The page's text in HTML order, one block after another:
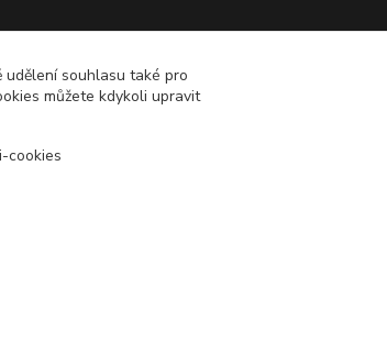
udělení souhlasu také pro
můžete kdykoli upravit
cookies